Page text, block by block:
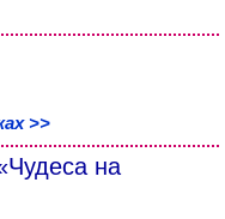
>>
на